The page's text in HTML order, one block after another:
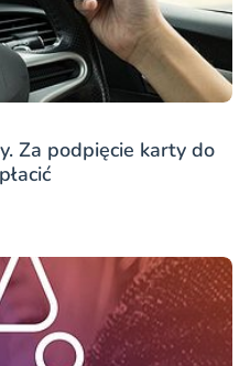
Za podpięcie karty do